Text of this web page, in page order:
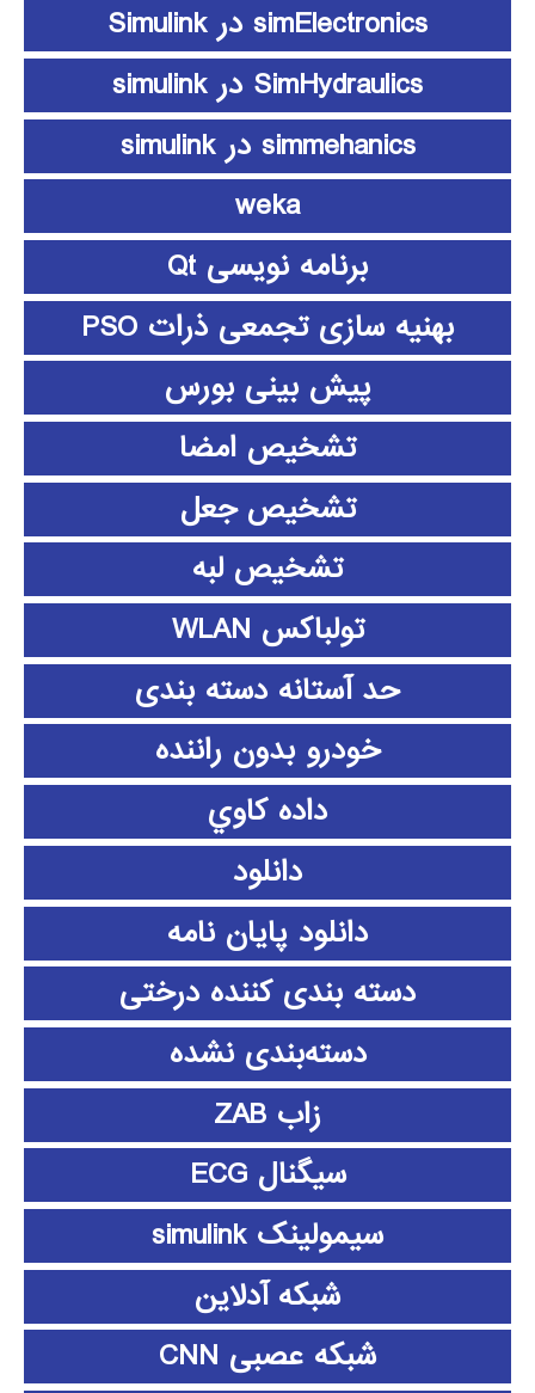
simElectronics در Simulink
SimHydraulics در simulink
simmehanics در simulink
weka
برنامه نویسی Qt
بهنیه سازی تجمعی ذرات PSO
پیش بینی بورس
تشخیص امضا
تشخیص جعل
تشخیص لبه
تولباکس WLAN
حد آستانه دسته بندی
خودرو بدون راننده
داده كاوي
دانلود
دانلود پايان نامه
دسته بندی کننده درختی
دسته‌بندی نشده
زاب ZAB
سیگنال ECG
سیمولینک simulink
شبکه آدلاین
شبکه عصبی CNN